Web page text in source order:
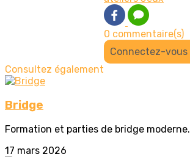
0 commentaire(s)
Connectez-vous
Consultez également
Bridge
Formation et parties de bridge
17 mars 2026